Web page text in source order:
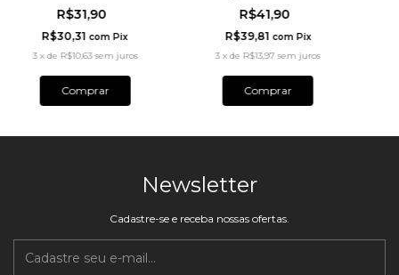
R$31,90
R$30,31 com Pix
3 xde R$10,63 sem juros
R$41,90
R$39,81 com Pix
3 xdeR$13,97 sem juros
Newsletter
Cadastre-se e receba nossas ofertas.